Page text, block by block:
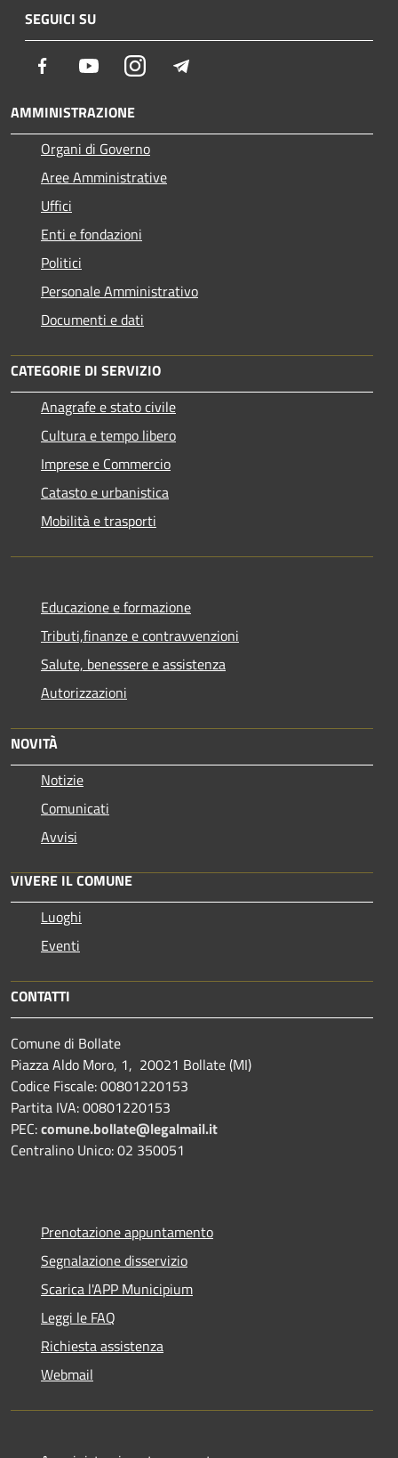
SEGUICI SU
Facebook YoutubeInstagram
AMMINISTRAZIONE
Organi di Governo
Aree Amministrative
Uffici
Enti e fondazioni
Politici
Personale Amministrativo
Documenti e dati
CATEGORIE DI SERVIZIO
Anagrafe e stato civile
Cultura e tempo libero
Imprese e Commercio
Catasto e urbanistica
Mobilità e trasporti
Educazione e formazione
Tributi,finanze e contravvenzioni
Salute, benessere e assistenza
Autorizzazioni
NOVITÀ
Notizie
Comunicati
Avvisi
VIVERE IL COMUNE
Luoghi
Eventi
CONTATTI
Comune di Bollate
Piazza Aldo Moro, 1, 20021 Bollate (MI)
Codice Fiscale: 00801220153
Partita IVA: 00801220153
PEC:comune.bollate@legalmail.it
Centralino Unico: 02 350051
Prenotazione appuntamento
Segnalazione disservizio
Scarica l'APP Municipium
Leggi le FAQ
Richiesta assistenza
Webmail